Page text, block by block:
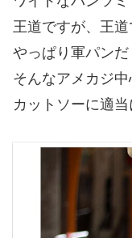
王道ですが、王道
やっぱり軍パンだ
そんなアメカジ
カットソーに適当